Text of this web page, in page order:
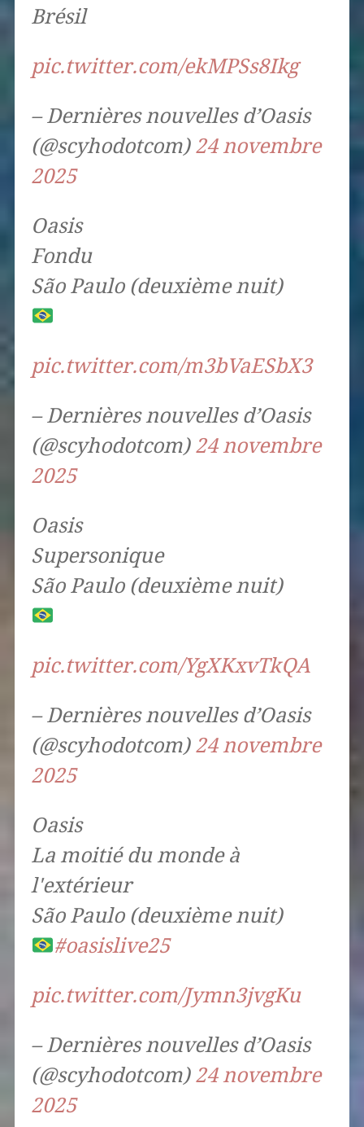
Brésil
pic.twitter.com/ekMPSs8Ikg
– Dernières nouvelles d’Oasis
(@scyhodotcom) 24 novembre
2025
Oasis
Fondu
São Paulo (deuxième nuit)
pic.twitter.com/m3bVaESbX3
– Dernières nouvelles d’Oasis
(@scyhodotcom) 24 novembre
2025
Oasis
Supersonique
São Paulo (deuxième nuit)
pic.twitter.com/YgXKxvTkQA
– Dernières nouvelles d’Oasis
(@scyhodotcom) 24 novembre
2025
Oasis
La moitié du monde à
l'extérieur
São Paulo (deuxième nuit)
#oasislive25
pic.twitter.com/Jymn3jvgKu
– Dernières nouvelles d’Oasis
(@scyhodotcom) 24 novembre
2025